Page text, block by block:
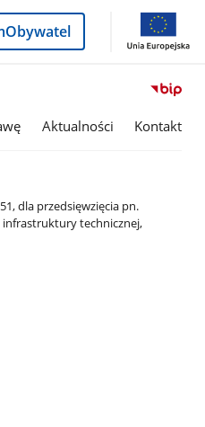
Aktualności Kontakt
dla przedsięwzięcia pn.
infrastruktury technicznej,